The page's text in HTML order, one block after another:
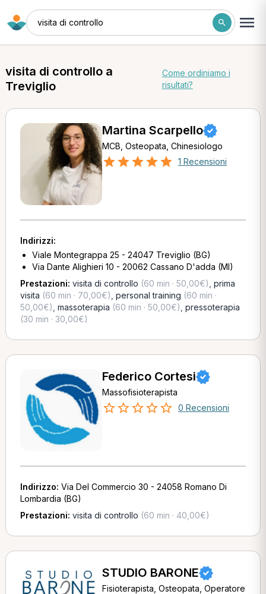
visita di controllo
visita di controllo a
Treviglio
Come ordiniamo i
risultati?
Martina Scarpello
MCB, Osteopata, Chinesiologo
1 Recensioni
Indirizzi:
Viale Montegrappa 25 - 24047 Treviglio (BG)
Via Dante Alighieri 10 - 20062 Cassano D'adda (MI)
Prestazioni: visita di controllo (60 min · 50,00€) prima
visita (60 min · 70,00€) personal training (60 min ·
50,00€) massoterapia (60 min · 50,00€) pressoterapia
(30 min · 30,00€)
Federico Cortesi
Massofisioterapista
0 Recensioni
Indirizzo: Via Del Commercio 30 - 24058 Romano Di
Lombardia (BG)
Prestazioni: visita di controllo (60 min · 40,00€)
STUDIO BARONE
Fisioterapista, Osteopata, Operatore